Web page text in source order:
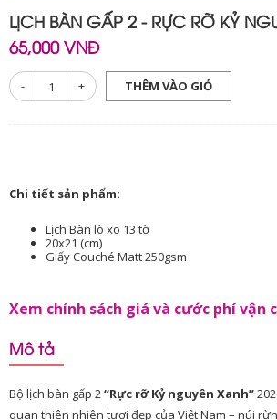
LỊCH BÀN GẤP 2 - RỰC RỠ KỶ
65,000 VNĐ
- + THÊM VÀO GIỎ
Chi tiết sản phẩm:
Lịch Bàn lò xo 13 tờ
20x21 (cm)
Giấy Couché Matt 250gsm
Xem chính sách giá và cước phí vận
Mô tả
Bộ lịch bàn gấp 2“Rực rỡ Kỷ nguyên Xanh”
quan thiên nhiên tươi đẹp của Việt Nam – núi